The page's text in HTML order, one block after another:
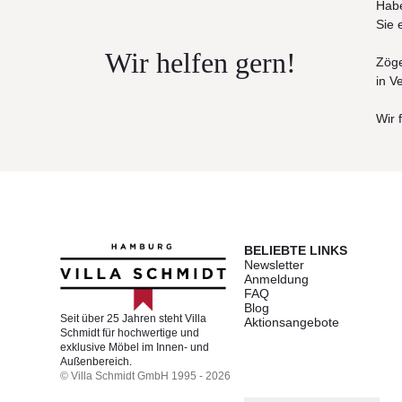
Wir helfen gern!
Sie
in
Wir
Seit über 25 Jahren steht Villa
Schmidt für hochwertige und
exklusive Möbel im Innen- und
Außenbereich.
© Villa Schmidt GmbH 1995 - 2026
BELIEBTE LINKS
Newsletter
Anmeldung
FAQ
Blog
Aktionsangebote